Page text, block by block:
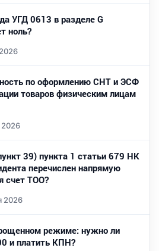
УГД 0613 в разделе G
ноль?
по оформлению СНТ и ЭСФ
товаров физическим лицам
39) пункта 1 статьи 679 НК
перечислен напрямую
счет ТОО?
2026
режиме: нужно ли
и платить КПН?